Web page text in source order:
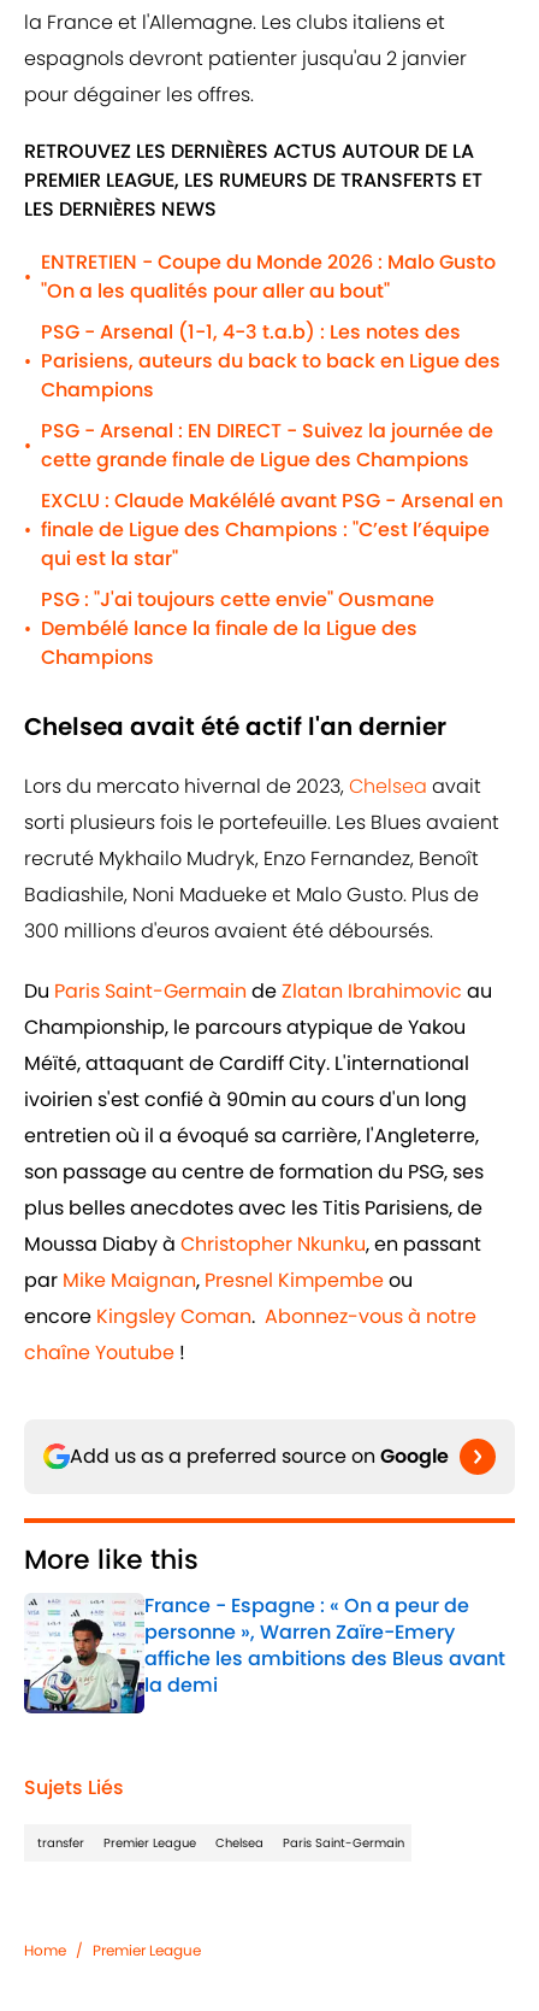
la France et l'Allemagne. Les clubs italiens et
espagnols devront patienter jusqu'au 2 janvier
pour dégainer les offres.
RETROUVEZ LES DERNIÈRES ACTUS AUTOUR DE LA
PREMIER LEAGUE, LES RUMEURS DE TRANSFERTS ET
LES DERNIÈRES NEWS
•
ENTRETIEN - Coupe du Monde 2026 : Malo Gusto
"On a les qualités pour aller au bout"
•
PSG - Arsenal (1-1, 4-3 t.a.b) : Les notes des
Parisiens, auteurs du back to back en Ligue des
Champions
•
PSG - Arsenal : EN DIRECT - Suivez la journée de
cette grande finale de Ligue des Champions
•
EXCLU : Claude Makélélé avant PSG - Arsenal en
finale de Ligue des Champions : "C’est l’équipe
qui est la star"
•
PSG : "J'ai toujours cette envie" Ousmane
Dembélé lance la finale de la Ligue des
Champions
Chelsea avait été actif l'an dernier
Lors du mercato hivernal de 2023,Chelsea avait
sorti plusieurs fois le portefeuille. Les Blues avaient
recruté Mykhailo Mudryk, Enzo Fernandez, Benoît
Badiashile, Noni Madueke et Malo Gusto. Plus de
300 millions d'euros avaient été déboursés.
Du Paris Saint-Germain deZlatan Ibrahimovic au
Championship, le parcours atypique de Yakou
Méïté, attaquant de Cardiff City. L'international
ivoirien s'est confié à 90min au cours d'un long
entretien où il a évoqué sa carrière, l'Angleterre,
son passage au centre de formation du PSG, ses
plus belles anecdotes avec les Titis Parisiens, de
Moussa Diaby à Christopher Nkunku, en passant
par Mike Maignan, Presnel Kimpembeou
encore Kingsley Coman. Abonnez-vous à notre
chaîne Youtube !
Add us as a preferred source on Google
More like this
France - Espagne : « On a peur de
personne », Warren Zaïre-Emery
affiche les ambitions des Bleus avant
la demi
Published by on Invalid Date
Sujets Liés
transfer Premier League Chelsea Paris Saint-Germain
Home / Premier League